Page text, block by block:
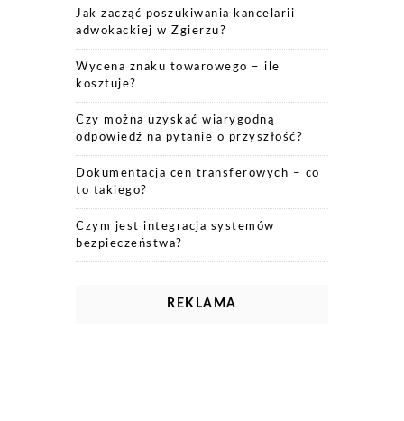
Jak zacząć poszukiwania kancelarii
adwokackiej w Zgierzu?
Wycena znaku towarowego – ile
kosztuje?
Czy można uzyskać wiarygodną
odpowiedź na pytanie o przyszłość?
Dokumentacja cen transferowych – co
to takiego?
Czym jest integracja systemów
bezpieczeństwa?
REKLAMA